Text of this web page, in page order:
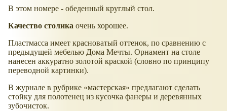
В этом номере - обеденный круглый стол.
Качество столика очень хорошее.
Пластмасса имеет красноватый оттенок, по сравнению с
предыдущей мебелью Дома Мечты. Орнамент на столе
нанесен аккуратно золотой краской (словно по принципу
переводной картинки).
В журнале в рубрике
мастерская
предлагают сделать
стойку для полотенец из кусочка фанеры и деревянных
зубочисток.